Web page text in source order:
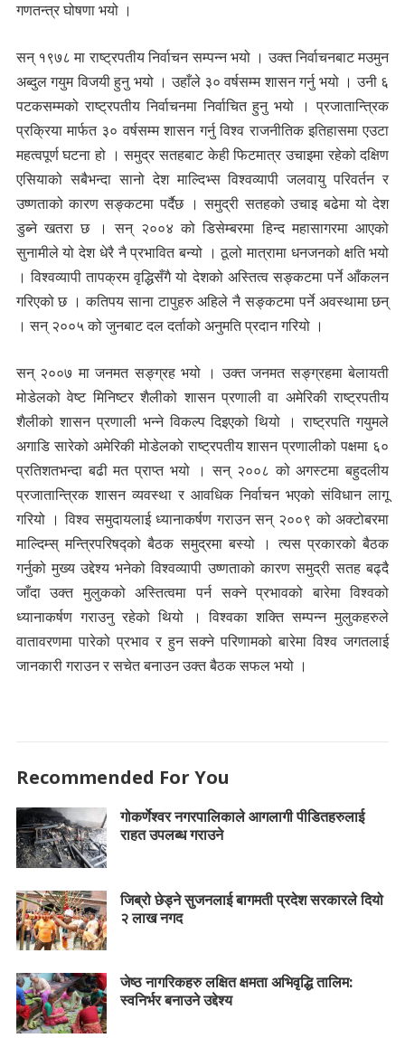
गणतन्त्र घोषणा भयो ।
सन् १९७८ मा राष्ट्रपतीय निर्वाचन सम्पन्न भयो । उक्त निर्वाचनबाट मउमुन
अब्दुल गयुम विजयी हुनु भयो । उहाँले ३० वर्षसम्म शासन गर्नु भयो । उनी ६
पटकसम्मको राष्ट्रपतीय निर्वाचनमा निर्वाचित हुनु भयो । प्रजातान्त्रिक
प्रक्रिया मार्फत ३० वर्षसम्म शासन गर्नु विश्व राजनीतिक इतिहासमा एउटा
महत्वपूर्ण घटना हो । समुद्र सतहबाट केही फिटमात्र उचाइमा रहेको दक्षिण
एसियाको सबैभन्दा सानो देश माल्दिभ्स विश्वव्यापी जलवायु परिवर्तन र
उष्णताको कारण सङ्कटमा पर्दैछ । समुद्री सतहको उचाइ बढेमा यो देश
डुब्ने खतरा छ । सन् २००४ को डिसेम्बरमा हिन्द महासागरमा आएको
सुनामीले यो देश धेरै नै प्रभावित बन्यो । ठूलो मात्रामा धनजनको क्षति भयो
। विश्वव्यापी तापक्रम वृद्धिसँगै यो देशको अस्तित्व सङ्कटमा पर्ने आँकलन
गरिएको छ । कतिपय साना टापुहरु अहिले नै सङ्कटमा पर्ने अवस्थामा छन्
। सन् २००५ को जुनबाट दल दर्ताको अनुमति प्रदान गरियो ।
सन् २००७ मा जनमत सङ्ग्रह भयो । उक्त जनमत सङ्ग्रहमा बेलायती
मोडेलको वेष्ट मिनिष्टर शैलीको शासन प्रणाली वा अमेरिकी राष्ट्रपतीय
शैलीको शासन प्रणाली भन्ने विकल्प दिइएको थियो । राष्ट्रपति गयुमले
अगाडि सारेको अमेरिकी मोडेलको राष्ट्रपतीय शासन प्रणालीको पक्षमा ६०
प्रतिशतभन्दा बढी मत प्राप्त भयो । सन् २००८ को अगस्टमा बहुदलीय
प्रजातान्त्रिक शासन व्यवस्था र आवधिक निर्वाचन भएको संविधान लागू
गरियो । विश्व समुदायलाई ध्यानाकर्षण गराउन सन् २००९ को अक्टोबरमा
माल्दिम्स् मन्त्रिपरिषद्को बैठक समुद्रमा बस्यो । त्यस प्रकारको बैठक
गर्नुको मुख्य उद्देश्य भनेको विश्वव्यापी उष्णताको कारण समुद्री सतह बढ्दै
जाँदा उक्त मुलुकको अस्तित्वमा पर्न सक्ने प्रभावको बारेमा विश्वको
ध्यानाकर्षण गराउनु रहेको थियो । विश्वका शक्ति सम्पन्न मुलुकहरुले
वातावरणमा पारेको प्रभाव र हुन सक्ने परिणामको बारेमा विश्व जगतलाई
जानकारी गराउन र सचेत बनाउन उक्त बैठक सफल भयो ।
Recommended For You
गोकर्णेश्वर नगरपालिकाले आगलागी पीडितहरुलाई
राहत उपलब्ध गराउने
जिब्रो छेड्ने सुजनलाई बागमती प्रदेश सरकारले दियो
२ लाख नगद
जेष्ठ नागरिकहरु लक्षित क्षमता अभिवृद्धि तालिम:
स्वनिर्भर बनाउने उद्देश्य